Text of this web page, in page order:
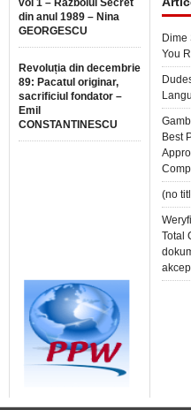
vol 1 – Războiul Secret
din anul 1989 – Nina
GEORGESCU
Revoluția din decembrie
89: Pacatul originar,
sacrificiul fondator –
Emil
CONSTANTINESCU
Dime
You
Best
(no
Total